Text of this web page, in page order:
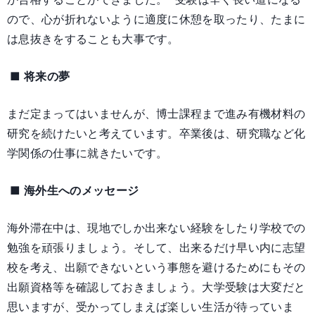
ので、心が折れないように適度に休憩を取ったり、たまに
は息抜きをすることも大事です。
■ 将来の夢
まだ定まってはいませんが、博士課程まで進み有機材料の
研究を続けたいと考えています。卒業後は、研究職など化
学関係の仕事に就きたいです。
■ 海外生へのメッセージ
海外滞在中は、現地でしか出来ない経験をしたり学校での
勉強を頑張りましょう。そして、出来るだけ早い内に志望
校を考え、出願できないという事態を避けるためにもその
出願資格等を確認しておきましょう。大学受験は大変だと
思いますが、受かってしまえば楽しい生活が待っていま